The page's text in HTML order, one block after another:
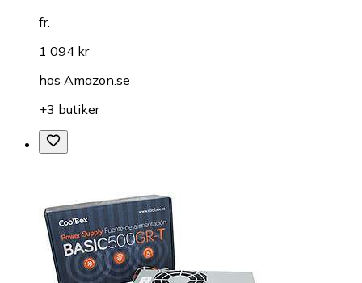
fr.
1 094 kr
hos Amazon.se
+3 butiker